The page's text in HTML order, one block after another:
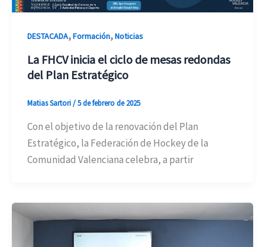
DESTACADA,Formación,Noticias
La FHCV inicia el ciclo de mesas redondas
del Plan Estratégico
Matias Sartori/5 de febrero de 2025
Con el objetivo de la renovación del Plan
Estratégico, la Federación de Hockey de la
Comunidad Valenciana celebra, a partir